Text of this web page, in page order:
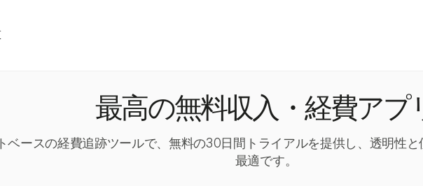
最高の無料収入・経費アプ
ベースの経費追跡ツールで、無料の30日間トライアルを提供し、透明性
最適です。